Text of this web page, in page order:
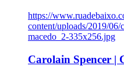
https://
content/uploads/2019/
macedo_2-335x256.jpg
Carolain Spencer |